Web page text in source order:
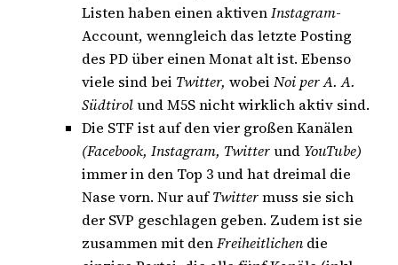
Listen haben einen aktivenInstagram-
Account, wenngleich das letzte Posting
des PD über einen Monat alt ist. Ebenso
viele sind bei Twitter, wobei Noi per A. A.
Südtirolund M5S nicht wirklich aktiv sind.
Die STF ist auf den vier großen Kanälen
(Facebook, Instagram, Twitterund YouTube)
immer in den Top 3 und hat dreimal die
Nase vorn. Nur aufTwittermuss sie sich
der SVP geschlagen geben. Zudem ist sie
zusammen mit denFreiheitlichen die